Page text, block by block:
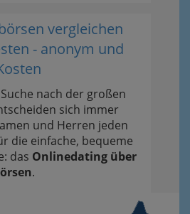
vergleichen
- anonym und
nach der großen
sich immer
und Herren jeden
die einfache, bequeme
das Onlinedating über
.